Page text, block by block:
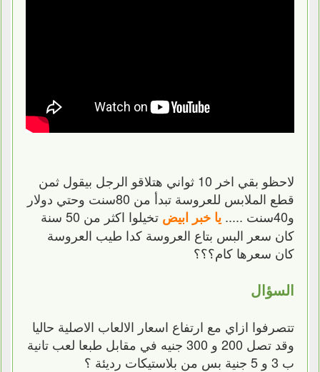
لاحظو بقي اخر 10 ثواني هتلاقو الرجل بيقول ثمن
قطع الملابس للعروسة تبدأ من 80سنت وحتي دولار
و40سنت .....
يا خبر ابيض
تخيلوا اكثر من 50 سنة
كان سعر البس بتاع العروسة كدا طيب العروسة
كان سعرها كام؟؟؟
السؤال
تتصرفوا ازاي مع ارتفاع اسعار الالعاب الاصلية حاليا
وقد تصل 200 و 300 جنيه في مقابل طبعا لعب تانية
ب 3 و 5 جنية بس من بلاستيكات رديئة ؟